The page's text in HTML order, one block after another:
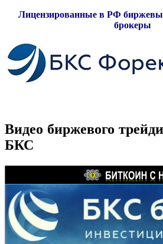
Лицензированные в РФ
брокеры
Видео биржевого
БКС